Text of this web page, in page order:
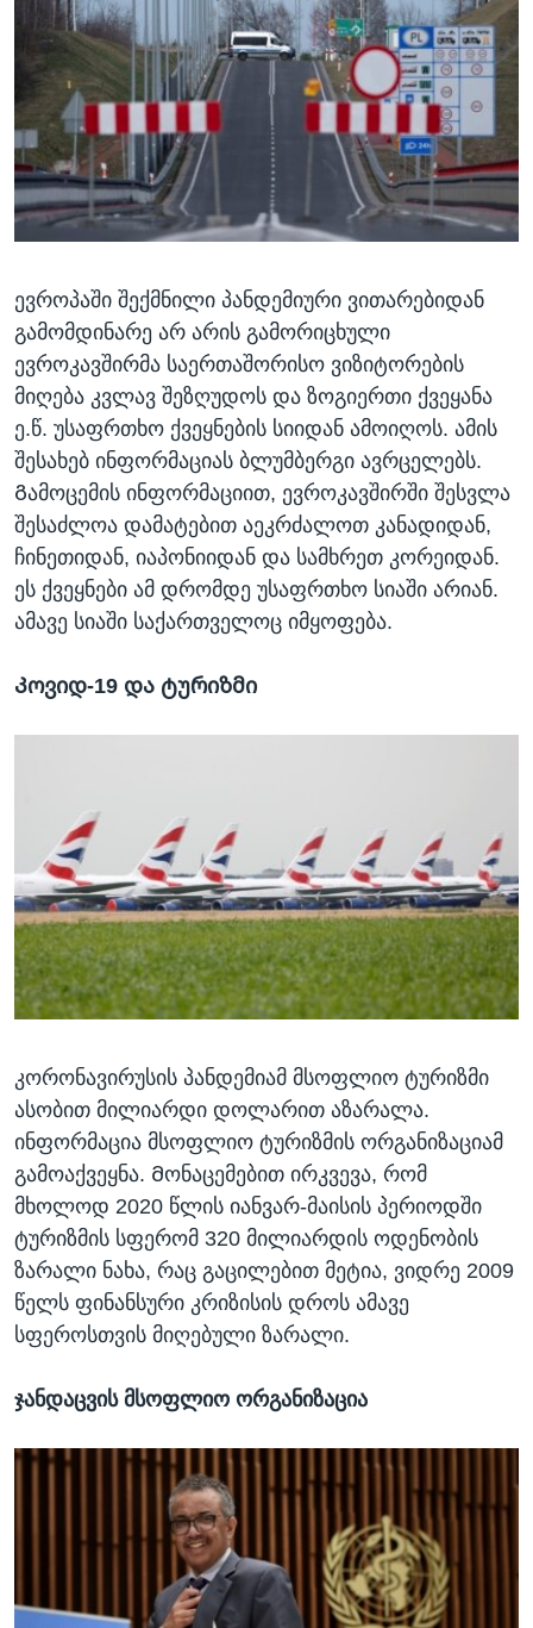
ევროპაში შექმნილი პანდემიური ვითარებიდან
გამომდინარე არ არის გამორიცხული
ევროკავშირმა საერთაშორისო ვიზიტორების
მიღება კვლავ შეზღუდოს და ზოგიერთი ქვეყანა
ე.წ. უსაფრთხო ქვეყნების სიიდან ამოიღოს. ამის
შესახებ ინფორმაციას ბლუმბერგი ავრცელებს.
Გამოცემის ინფორმაციით, ევროკავშირში შესვლა
შესაძლოა დამატებით აეკრძალოთ კანადიდან,
ჩინეთიდან, იაპონიიდან და სამხრეთ კორეიდან.
ეს ქვეყნები ამ დრომდე უსაფრთხო სიაში არიან.
ამავე სიაში საქართველოც იმყოფება.
Კოვიდ-19 და ტურიზმი
კორონავირუსის პანდემიამ მსოფლიო ტურიზმი
ასობით მილიარდი დოლარით აზარალა.
ინფორმაცია მსოფლიო ტურიზმის ორგანიზაციამ
გამოაქვეყნა. Მონაცემებით ირკვევა, რომ
მხოლოდ 2020 წლის იანვარ-მაისის პერიოდში
ტურიზმის სფერომ 320 მილიარდის ოდენობის
ზარალი ნახა, რაც გაცილებით მეტია, ვიდრე 2009
წელს ფინანსური კრიზისის დროს ამავე
სფეროსთვის მიღებული ზარალი.
ჯანდაცვის მსოფლიო ორგანიზაცია